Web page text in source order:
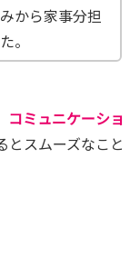
から家事分担
。
コミュニケーショ
とスムーズなこと